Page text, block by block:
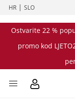
HR |SLO
Ostvarite 22 %
promo kod